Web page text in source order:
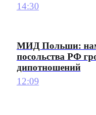
14:30
МИД Польши:
посольства РФ
дипотношений
12:09